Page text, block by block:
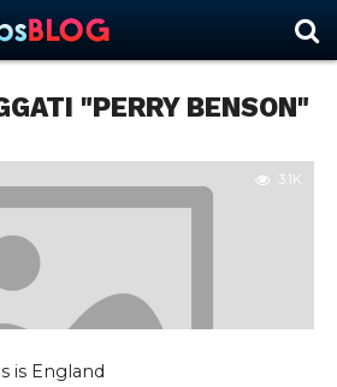
"PERRY BENSON"
3.1K
is England